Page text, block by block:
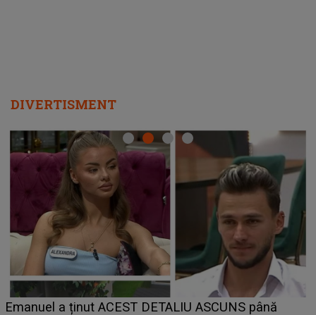
DIVERTISMENT
LINE-UP UNTOLD ONE, ziua 2. La ce oră urcă pe